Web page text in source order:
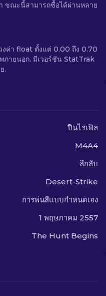
ขณะนี้สามารถซื้อได้ผ่านหลาย
ค่า float ตั้งแต่ 0.00 ถึง 0.70
ภายนอก. มีเวอร์ชัน StatTrak
.
ปืนไรเฟิล
M4A4
ลึกลับ
Desert-Strike
การพ่นสีแบบกำหนดเอง
1 พฤษภาคม 2557
The Hunt Begins